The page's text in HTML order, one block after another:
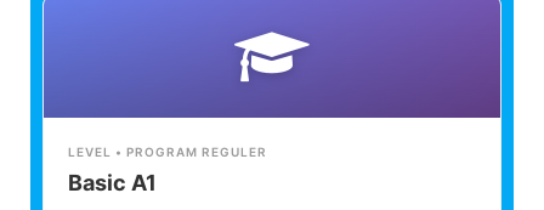
LEVEL • PROGRAM REGULER
Basic A1